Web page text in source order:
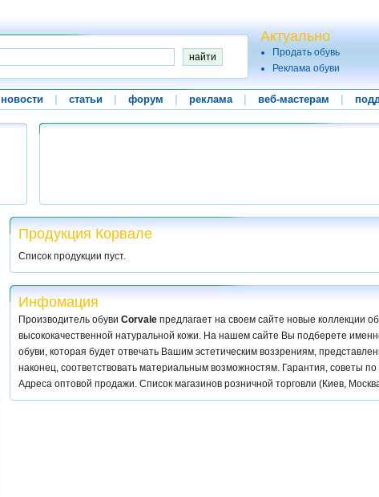
Актуально
Продать обувь
Реклама обуви
новости статьи форум реклама веб-мастерам
Продукция Корвале
Список продукции пуст.
Инфомация
Производитель обуви Corvale предлагает на своем сайте новые коллекции
высококачественной натуральной кожи. На нашем сайте Вы подберете
обуви, которая будет отвечать Вашим эстетическим воззрениям,
наконец, соответствовать материальным возможностям. Гарантия, советы по
Адреса оптовой продажи. Список магазинов розничной торговли (Киев,